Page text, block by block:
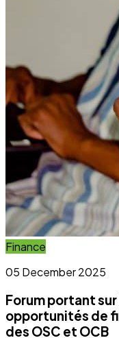
Forum portant
opportunités de
des OSC et OCB
Lire l'article